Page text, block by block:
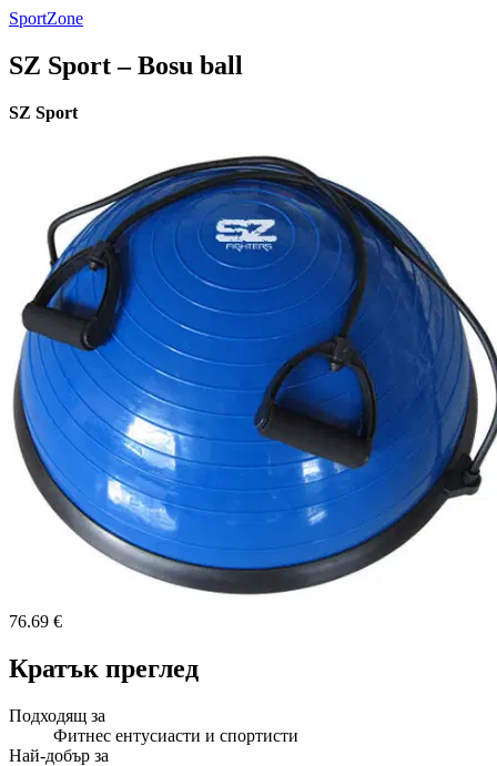
SportZone
SZ Sport – Bosu ball
SZ Sport
76.69 €
Кратък преглед
Подходящ за
Фитнес ентусиасти и спортисти
Най-добър за